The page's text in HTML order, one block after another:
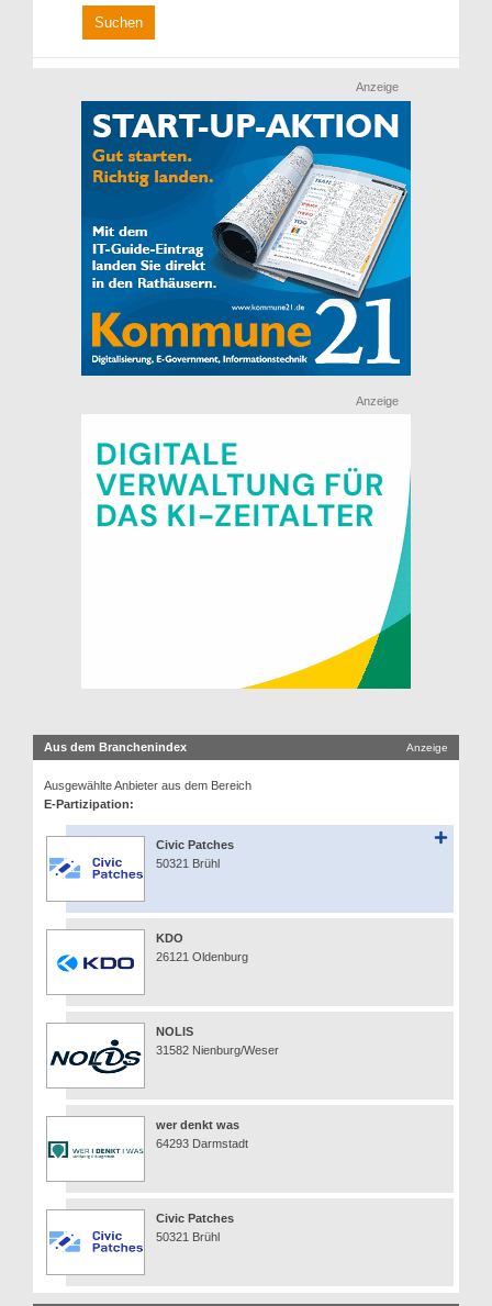
Anzeige
Anzeige
Aus dem Branchenindex Anzeige
Ausgewählte Anbieter aus dem Bereich
E-Partizipation:
Civic Patches
50321 Brühl
KDO
26121 Oldenburg
NOLIS
31582 Nienburg/Weser
wer denkt was
64293 Darmstadt
Civic Patches
50321 Brühl